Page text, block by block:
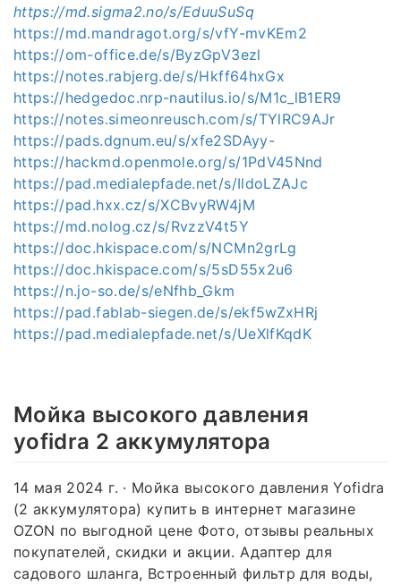
https://md.sigma2.no/s/EduuSuSq
https://md.mandragot.org/s/vfY-mvKEm2
https://om-office.de/s/ByzGpV3ezl
https://notes.rabjerg.de/s/Hkff64hxGx
https://hedgedoc.nrp-nautilus.io/s/M1c_lB1ER9
https://notes.simeonreusch.com/s/TYlRC9AJr
https://pads.dgnum.eu/s/xfe2SDAyy-
https://hackmd.openmole.org/s/1PdV45Nnd
https://pad.medialepfade.net/s/IldoLZAJc
https://pad.hxx.cz/s/XCBvyRW4jM
https://md.nolog.cz/s/RvzzV4t5Y
https://doc.hkispace.com/s/NCMn2grLg
https://doc.hkispace.com/s/5sD55x2u6
https://n.jo-so.de/s/eNfhb_Gkm
https://pad.fablab-siegen.de/s/ekf5wZxHRj
https://pad.medialepfade.net/s/UeXlfKqdK
Мойка высокого давления
yofidra 2 аккумулятора
14 мая 2024 г. · Мойка высокого давления Yofidra
(2 аккумулятора) купить в интернет магазине
OZON по выгодной цене Фото, отзывы реальных
покупателей, скидки и акции. Адаптер для
садового шланга, Встроенный фильтр для воды,